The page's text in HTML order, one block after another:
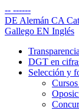
-- ------
DE Alemán CA
Gallego EN Inglés
Transparencia
DGT en
Selección y